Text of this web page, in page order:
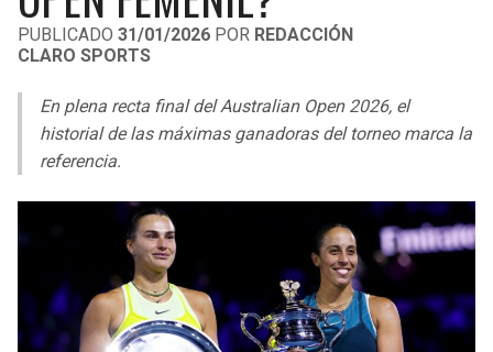
LIGA DE EXPANSIÓN MX
LEAGUES CUP
UEFA EUROPA LEAGUE
UEFA CONFERENCE LEAGUE
MLS
COPA LIBERTADORES
COPA SUDAMERICANA
OTRAS LIGAS
PUBLICADO 31/01/2026 POR REDACCIÓN
CLARO SPORTS
En plena recta final del Australian Open 2026, el
historial de las máximas ganadoras del torneo marca la
referencia.